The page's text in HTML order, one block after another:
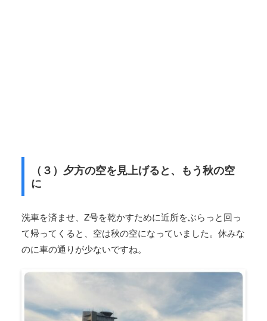
（３）夕方の空を見上げると、もう秋の空
に
洗車を済ませ、Z号を乾かすために近所をぶらっと回っ
て帰ってくると、空は秋の空になっていました。休みな
のに車の通りが少ないですね。